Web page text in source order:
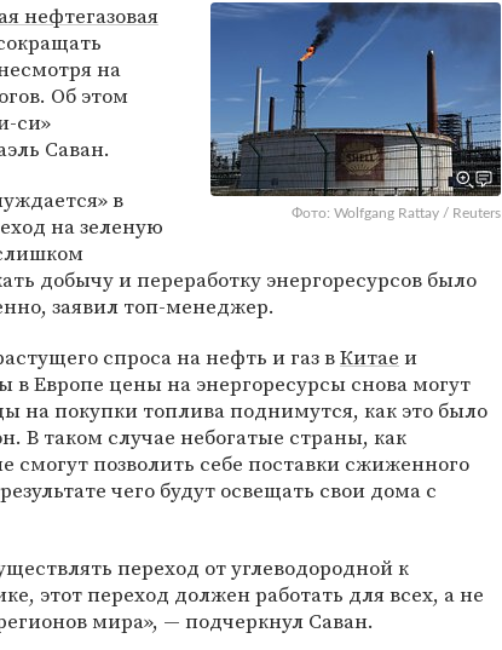
Фото: Wolfgang Rattay / Reuters
нефтегазовая
на
Об этом
си»
Саван.
в
на зеленую
добычу и переработку энергоресурсов было
заявил топ-менеджер.
спроса на нефть и газ вКитае и
в Европе цены на энергоресурсы снова могут
на покупки топлива поднимутся, как это было
В таком случае небогатые страны, как
смогут позволить себе поставки сжиженного
чего будут освещать свои дома с
переход от углеводородной к
этот переход должен работать для всех, а не
мира», — подчеркнул Саван.